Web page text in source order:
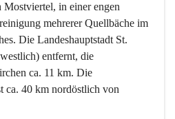
in einer engen
mehrerer Quellbäche im
Die Landeshauptstadt St.
entfernt, die
ca. 11 km. Die
ca. 40 km nordöstlich von